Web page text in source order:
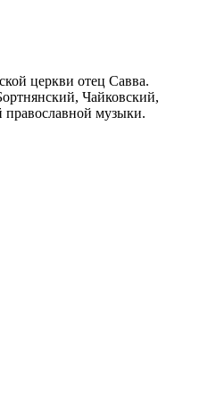
церкви отец Савва.
Чайковский,
православной музыки.